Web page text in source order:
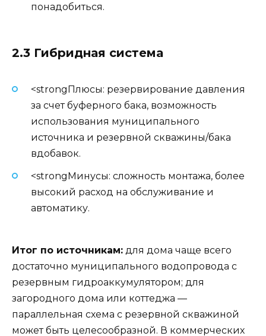
понадобиться.
2.3 Гибридная система
<strongПлюсы: резервирование давления
за счет буферного бака, возможность
использования муниципального
источника и резервной скважины/бака
вдобавок.
<strongМинусы: сложность монтажа, более
высокий расход на обслуживание и
автоматику.
Итог по источникам: для дома чаще всего
достаточно муниципального водопровода с
резервным гидроаккумулятором; для
загородного дома или коттеджа —
параллельная схема с резервной скважиной
может быть целесообразной. В коммерческих